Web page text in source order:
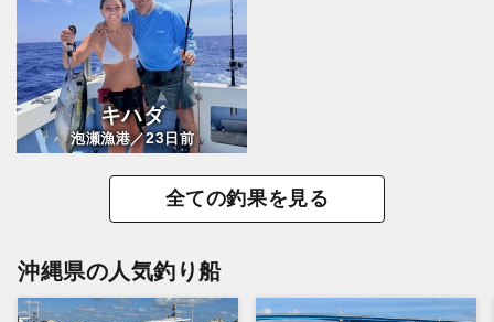
キハダ
泡瀬漁港／23日前
全ての釣果を見る
沖縄県の人気釣り船